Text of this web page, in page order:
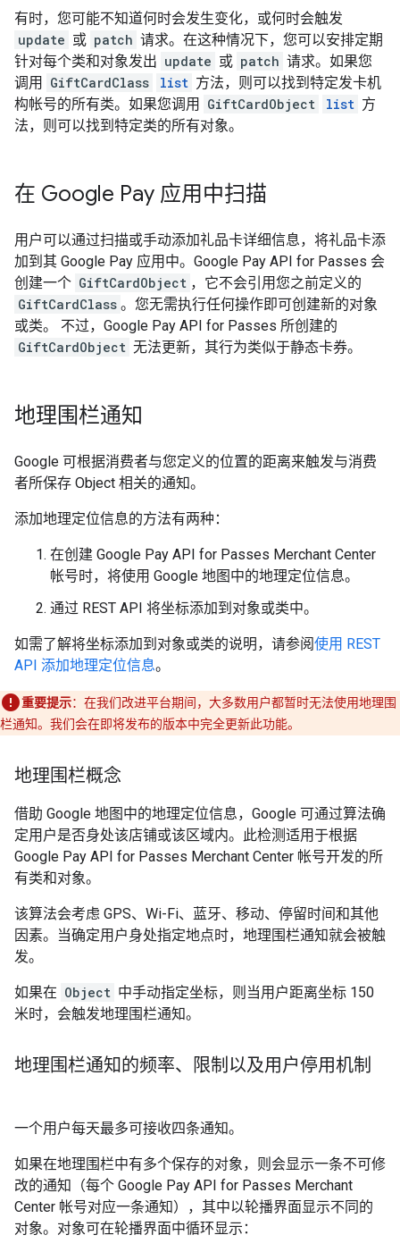
有时，您可能不知道何时会发生变化，或何时会触发
update 或 patch 请求。在这种情况下，您可以安排定期
针对每个类和对象发出 update 或 patch 请求。如果您
调用
GiftCardClass list 方法，则可以找到特定发卡机
构帐号的所有类。如果您调用
GiftCardObject list 方
法，则可以找到特定类的所有对象。
在 Google Pay 应用中扫描
用户可以通过扫描或手动添加礼品卡详细信息，将礼品卡添
加到其 Google Pay 应用中。Google Pay API for Passes 会
创建一个 GiftCardObject ，它不会引用您之前定义的
GiftCardClass 。您无需执行任何操作即可创建新的对象
或类。 不过，Google Pay API for Passes 所创建的
GiftCardObject 无法更新，其行为类似于静态卡券。
地理围栏通知
Google 可根据消费者与您定义的位置的距离来触发与消费
者所保存 Object 相关的通知。
添加地理定位信息的方法有两种：
在创建 Google Pay API for Passes Merchant Center
帐号时，将使用 Google 地图中的地理定位信息。
通过 REST API 将坐标添加到对象或类中。
如需了解将坐标添加到对象或类的说明，请参阅使用 REST
API 添加地理定位信息。
重要提示：在我们改进平台期间，大多数用户都暂时无法使用地理围
栏通知。我们会在即将发布的版本中完全更新此功能。
地理围栏概念
借助 Google 地图中的地理定位信息，Google 可通过算法确
定用户是否身处该店铺或该区域内。此检测适用于根据
Google Pay API for Passes Merchant Center 帐号开发的所
有类和对象。
该算法会考虑 GPS、Wi-Fi、蓝牙、移动、停留时间和其他
因素。当确定用户身处指定地点时，地理围栏通知就会被触
发。
如果在 Object 中手动指定坐标，则当用户距离坐标 150
米时，会触发地理围栏通知。
地理围栏通知的频率、限制以及用户停用机制
一个用户每天最多可接收四条通知。
如果在地理围栏中有多个保存的对象，则会显示一条不可修
改的通知（每个 Google Pay API for Passes Merchant
Center 帐号对应一条通知），其中以轮播界面显示不同的
对象。对象可在轮播界面中循环显示：